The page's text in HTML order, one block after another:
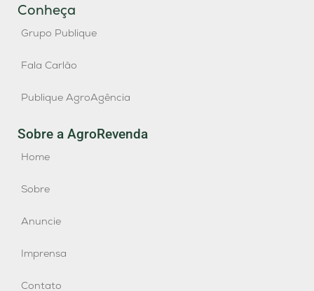
Conheça
Grupo Publique
Fala Carlão
Publique AgroAgência
Sobre a AgroRevenda
Home
Sobre
Anuncie
Imprensa
Contato